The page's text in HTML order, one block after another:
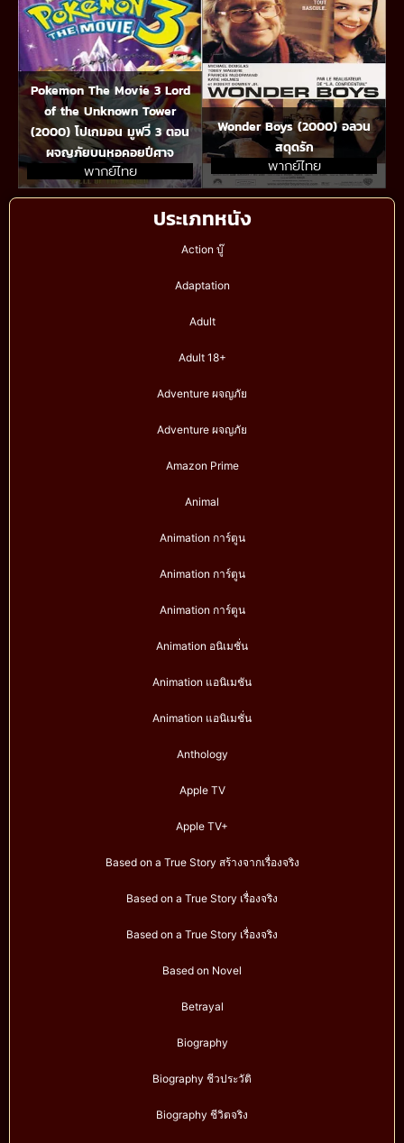
ประเภทหนัง
Action บู๊
Adaptation
Adult
Adult 18+
Adventure ผจญภัย
Adventure ผจญภัย
Amazon Prime
Animal
Animation การ์ตูน
Animation การ์ตูน
Animation การ์ตูน
Animation อนิเมชั่น
Animation แอนิเมชัน
Animation แอนิเมชั่น
Anthology
Apple TV
Apple TV+
Based on a True Story สร้างจากเรื่องจริง
Based on a True Story เรื่องจริง
Based on a True Story เรื่องจริง
Based on Novel
Betrayal
Biography
Biography ชีวประวัติ
Biography ชีวิตจริง
Pokemon The Movie 3 Lord
of the Unknown Tower
(2000) โปเกมอน มูฟวี่ 3 ตอน
ผจญภัยบนหอคอยปีศาจ
พากย์ไทย
Wonder Boys (2000) อลวน
สดุดรัก
พากย์ไทย